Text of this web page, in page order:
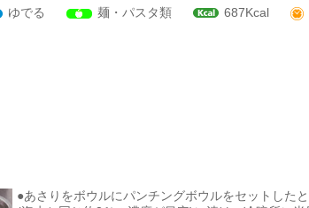
ゆでる 麺・パスタ類 687Kcal
●あさりをボウルにパンチングボウルをセットした